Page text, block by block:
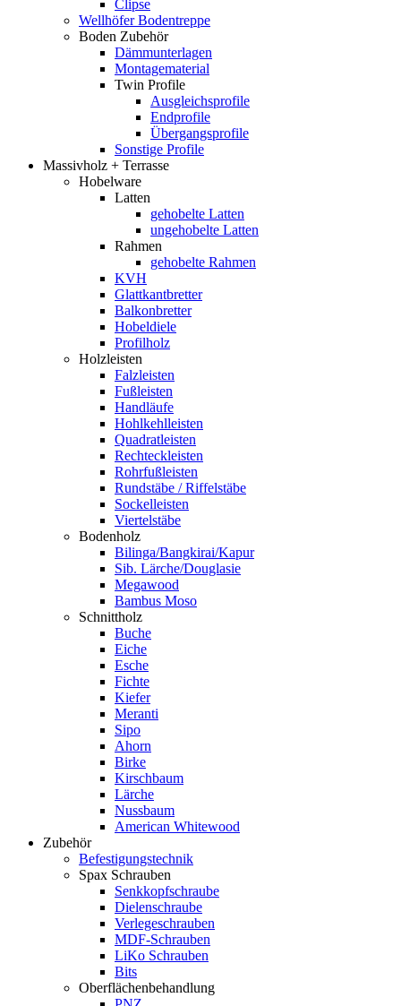
Clipse
Wellhöfer Bodentreppe
Boden Zubehör
Dämmunterlagen
Montagematerial
Twin Profile
Ausgleichsprofile
Endprofile
Übergangsprofile
Sonstige Profile
Massivholz + Terrasse
Hobelware
Latten
gehobelte Latten
ungehobelte Latten
Rahmen
gehobelte Rahmen
KVH
Glattkantbretter
Balkonbretter
Hobeldiele
Profilholz
Holzleisten
Falzleisten
Fußleisten
Handläufe
Hohlkehlleisten
Quadratleisten
Rechteckleisten
Rohrfußleisten
Rundstäbe / Riffelstäbe
Sockelleisten
Viertelstäbe
Bodenholz
Bilinga/Bangkirai/Kapur
Sib. Lärche/Douglasie
Megawood
Bambus Moso
Schnittholz
Buche
Eiche
Esche
Fichte
Kiefer
Meranti
Sipo
Ahorn
Birke
Kirschbaum
Lärche
Nussbaum
American Whitewood
Zubehör
Befestigungstechnik
Spax Schrauben
Senkkopfschraube
Dielenschraube
Verlegeschrauben
MDF-Schrauben
LiKo Schrauben
Bits
Oberflächenbehandlung